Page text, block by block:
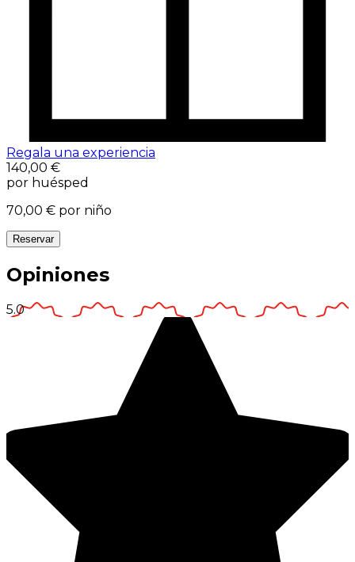
Regala una experiencia
140,00 €
por huésped
70,00 € por niño
Reservar
Opiniones
5.0